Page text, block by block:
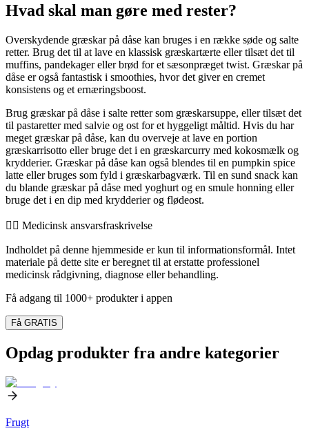
Hvad skal man gøre med rester?
Overskydende græskar på dåse kan bruges i en række søde og salte
retter. Brug det til at lave en klassisk græskartærte eller tilsæt det til
muffins, pandekager eller brød for et sæsonpræget twist. Græskar på
dåse er også fantastisk i smoothies, hvor det giver en cremet
konsistens og et ernæringsboost.
Brug græskar på dåse i salte retter som græskarsuppe, eller tilsæt det
til pastaretter med salvie og ost for et hyggeligt måltid. Hvis du har
meget græskar på dåse, kan du overveje at lave en portion
græskarrisotto eller bruge det i en græskarcurry med kokosmælk og
krydderier. Græskar på dåse kan også blendes til en pumpkin spice
latte eller bruges som fyld i græskarbagværk. Til en sund snack kan
du blande græskar på dåse med yoghurt og en smule honning eller
bruge det i en dip med krydderier og flødeost.
👨‍⚕️️ Medicinsk ansvarsfraskrivelse
Indholdet på denne hjemmeside er kun til informationsformål. Intet
materiale på dette site er beregnet til at erstatte professionel
medicinsk rådgivning, diagnose eller behandling.
Få adgang til 1000+ produkter i appen
Få GRATIS
Opdag produkter fra andre kategorier
Frugt